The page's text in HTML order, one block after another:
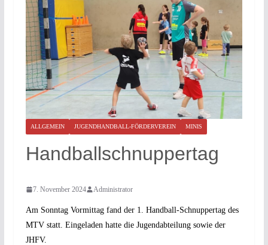
ALLGEMEIN JUGENDHANDBALL-FÖRDERVEREIN MINIS
Handballschnuppertag
7. November 2024 Administrator
Am Sonntag Vormittag fand der 1. Handball-Schnuppertag des
MTV statt. Eingeladen hatte die Jugendabteilung sowie der
JHFV.